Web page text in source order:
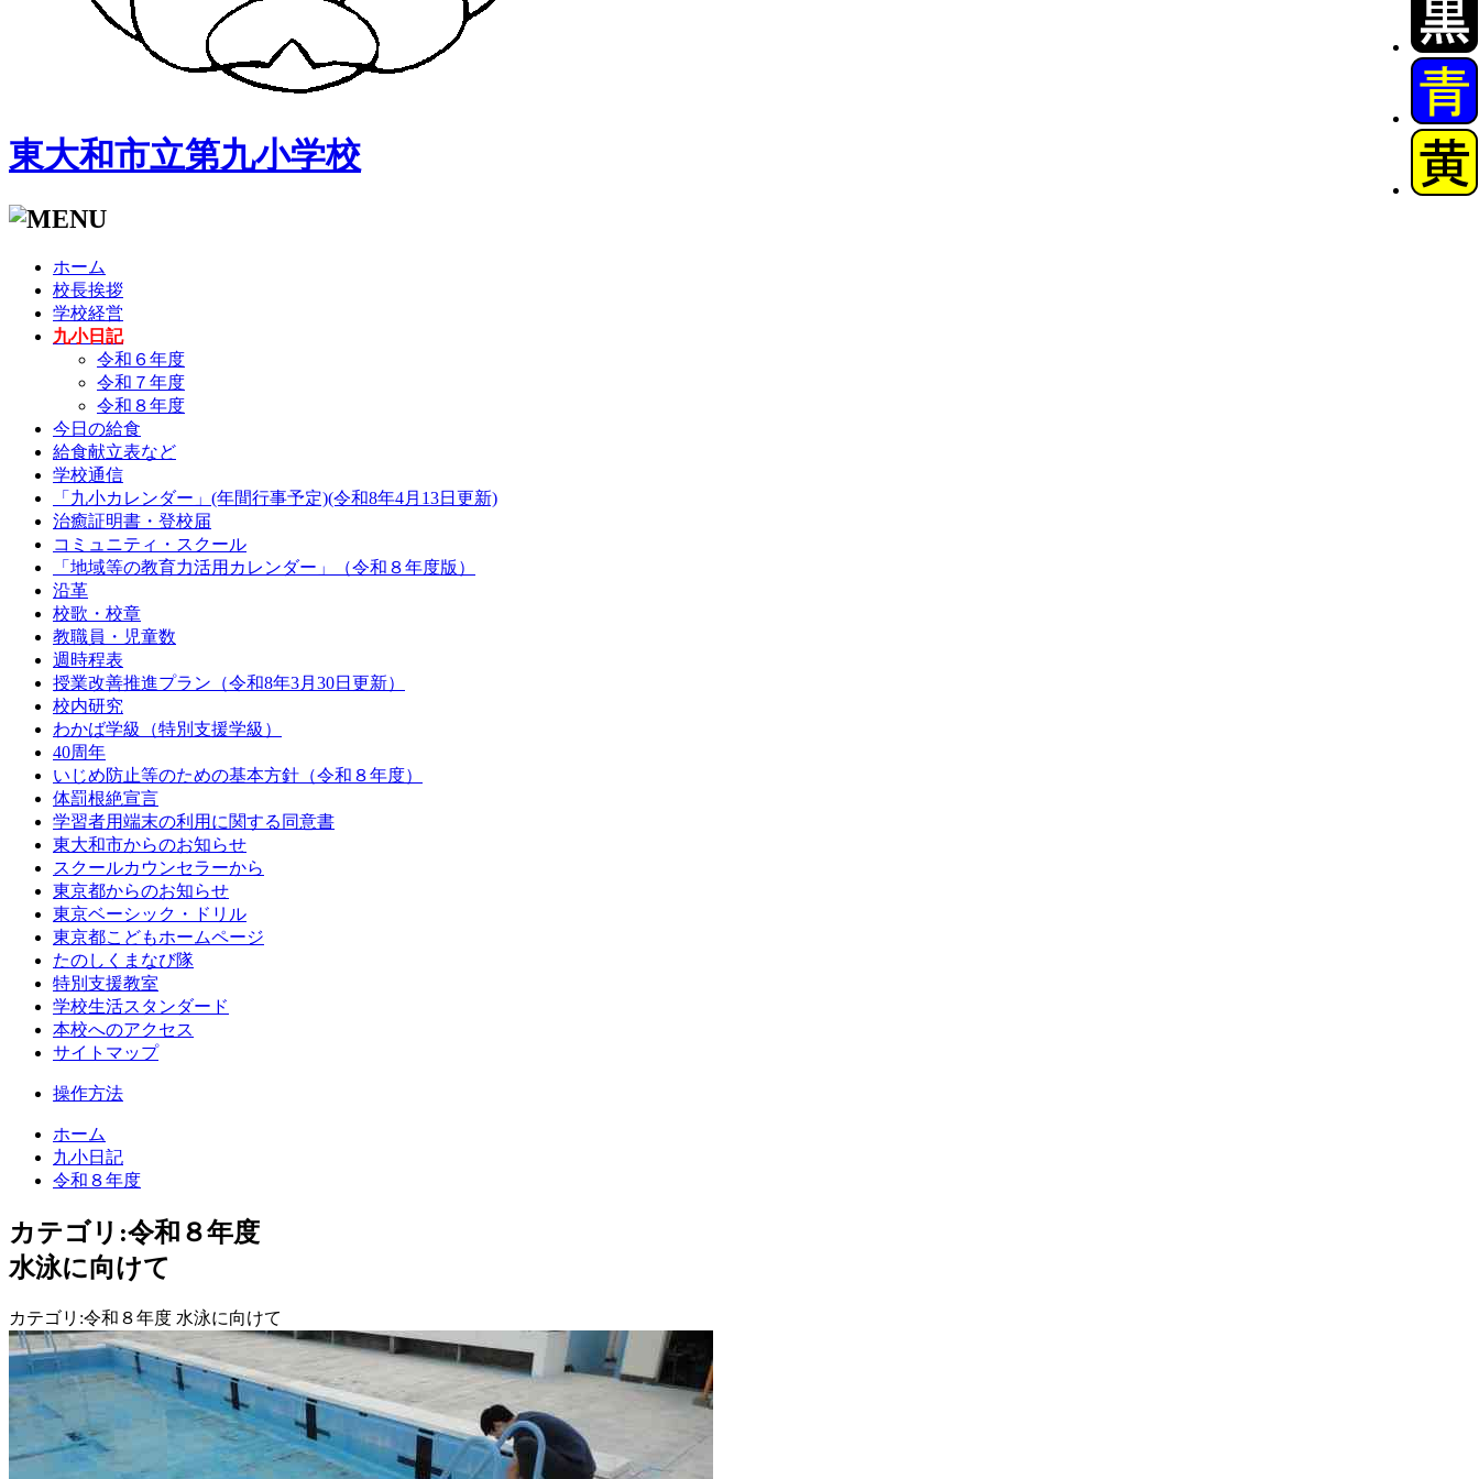
東大和市立第九小学校
ホーム
校長挨拶
学校経営
九小日記
令和６年度
令和７年度
令和８年度
今日の給食
給食献立表など
学校通信
「九小カレンダー」(年間行事予定)(令和8年4月13日更新)
治癒証明書・登校届
コミュニティ・スクール
「地域等の教育力活用カレンダー」（令和８年度版）
沿革
校歌・校章
教職員・児童数
週時程表
授業改善推進プラン（令和8年3月30日更新）
校内研究
わかば学級（特別支援学級）
40周年
いじめ防止等のための基本方針（令和８年度）
体罰根絶宣言
学習者用端末の利用に関する同意書
東大和市からのお知らせ
スクールカウンセラーから
東京都からのお知らせ
東京ベーシック・ドリル
東京都こどもホームページ
たのしくまなび隊
特別支援教室
学校生活スタンダード
本校へのアクセス
サイトマップ
操作方法
ホーム
九小日記
令和８年度
カテゴリ:令和８年度
水泳に向けて
カテゴリ:令和８年度 水泳に向けて